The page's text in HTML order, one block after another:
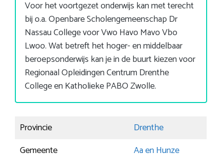
Voor het voortgezet onderwijs kan met terecht
bij o.a. Openbare Scholengemeenschap Dr
Nassau College voor Vwo Havo Mavo Vbo
Lwoo. Wat betreft het hoger- en middelbaar
beroepsonderwijs kan je in de buurt kiezen voor
Regionaal Opleidingen Centrum Drenthe
College en Katholieke PABO Zwolle.
Provincie
Drenthe
Gemeente
Aa en Hunze